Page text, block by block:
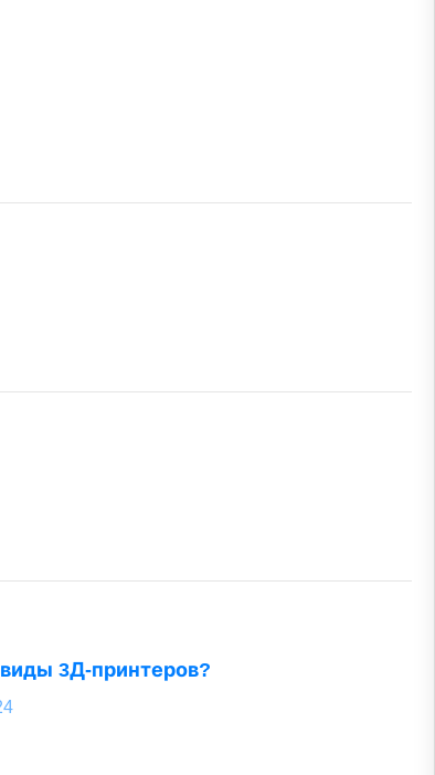
3Д-принтеров?